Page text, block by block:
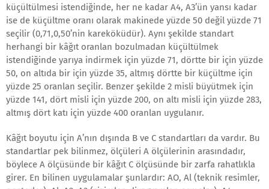
küçültülmesi istendiğinde, her ne kadar A4, A3’ün yansı kadar
ise de küçültme oranı olarak makinede yüzde 50 değil yüzde 71
seçilir (0,71,0,50’nin kareköküdür). Aynı şekilde standart
herhangi bir kâğıt oranlan bozulmadan küçültülmek
istendiğinde yarıya indirmek için yüzde 71, dörtte bir için yüzde
50, on altıda bir için yüzde 35, altmış dörtte bir küçültme için
yüzde 25 oranlan seçilir. Benzer şekilde 2 misli büyütmek için
yüzde 141, dört misli için yüzde 200, on altı misli için yüzde 283,
altmış dört katı için yüzde 400 oranlan uygulanır.
Kâğıt boyutu için A’nın dışında B ve C standartları da vardır. Bu
standartlar pek bilinmez, ölçüleri A ölçülerinin arasındadır,
böylece A ölçüsünde bir kâğıt C ölçüsünde bir zarfa rahatlıkla
girer. En bilinen uygulamalar şunlardır: AO, Al (teknik resimler,